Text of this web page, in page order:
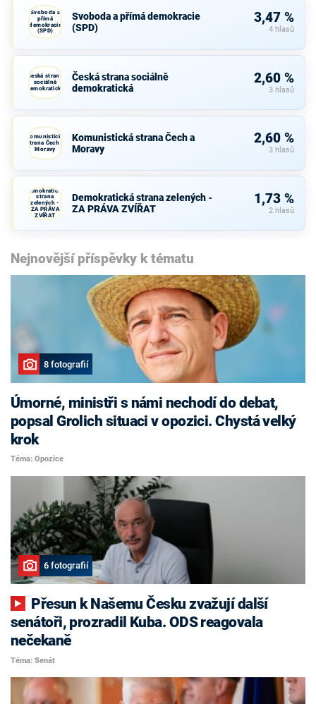
Svoboda a
přímá
demokracie
(SPD)
Svoboda a přímá demokracie
(SPD)
3,47 %
4 hlasů
Česká strana
sociálně
demokratická
Česká strana sociálně
demokratická
2,60 %
3 hlasů
Komunistická
strana Čech a
Moravy
Komunistická strana Čech a
Moravy
2,60 %
3 hlasů
Demokratická
strana
zelených -
ZA PRÁVA
ZVÍŘAT
Demokratická strana zelených -
ZA PRÁVA ZVÍŘAT
1,73 %
2 hlasů
Nejnovější příspěvky k tématu
8 fotografií
Úmorné, ministři s námi nechodí do debat,
popsal Grolich situaci v opozici. Chystá velký
krok
Téma: Opozice
6 fotografií
senátoři, prozradil Kuba. ODS reagovala
nečekaně
Téma: Senát